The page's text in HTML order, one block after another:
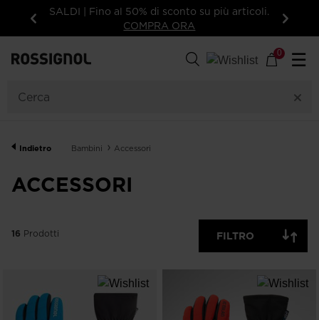
Indietro
articoli.
15% di sconto sul tuo primo ordine: iscriviti
alla newsletter!
Avanti
0 ☰
Indietro Bambini Accessori
ACCESSORI
SOLO
DISPONIBILI
OFF
16 Prodotti FILTRO